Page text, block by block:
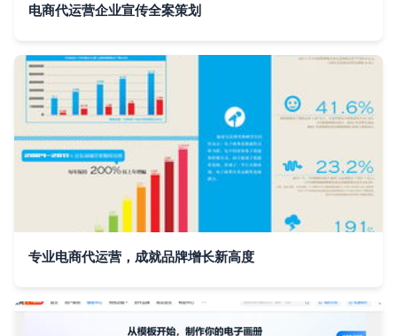
电商代运营企业宣传全案策划
专业电商代运营，成就品牌增长新高度